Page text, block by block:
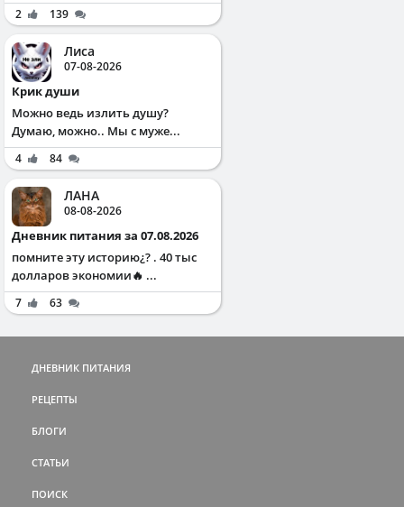
2 139
Лиса
07-08-2026
Крик души
Можно ведь излить душу?
Думаю, можно.. Мы с муже...
4 84
ЛАНА
08-08-2026
Дневник питания за 07.08.2026
помните эту историю¿? . 40 тыс
долларов экономии🔥 ...
7 63
ДНЕВНИК ПИТАНИЯ
РЕЦЕПТЫ
БЛОГИ
СТАТЬИ
ПОИСК